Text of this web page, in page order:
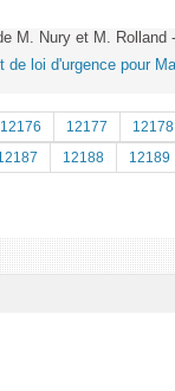
M. Nury et M. Rolland
de loi d'urgence pour
12176 12177 12178
12188 12189